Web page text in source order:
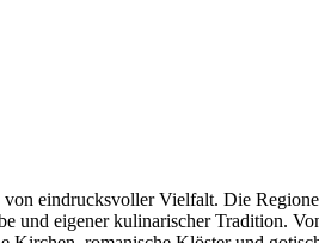
eindrucksvoller Vielfalt. Die
eigener kulinarischer Tradition.